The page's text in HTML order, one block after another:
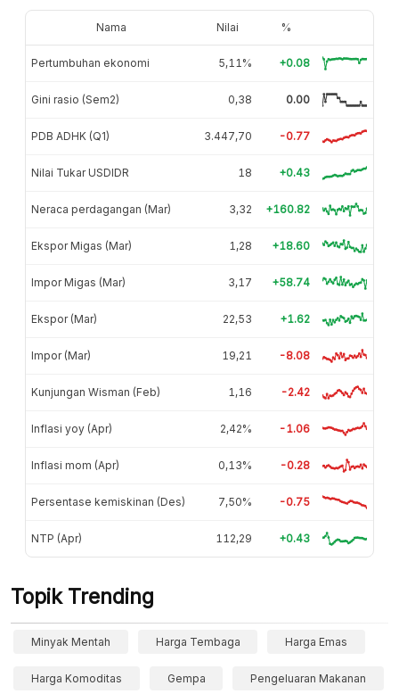
Nama Nilai %
Pertumbuhan ekonomi 5,11% +0.08
Gini rasio (Sem2) 0,38 0.00
PDB ADHK (Q1) 3.447,70 -0.77
Nilai Tukar USDIDR 18 +0.43
Neraca perdagangan (Mar) 3,32 +160.82
Ekspor Migas (Mar) 1,28 +18.60
Impor Migas (Mar) 3,17 +58.74
Ekspor (Mar) 22,53 +1.62
Impor (Mar) 19,21 -8.08
Kunjungan Wisman (Feb) 1,16 -2.42
Inflasi yoy (Apr) 2,42% -1.06
Inflasi mom (Apr) 0,13% -0.28
Persentase kemiskinan (Des) 7,50% -0.75
NTP (Apr) 112,29 +0.43
Topik Trending
Minyak Mentah Harga Tembaga Harga Emas
Harga Komoditas Gempa Pengeluaran Makanan